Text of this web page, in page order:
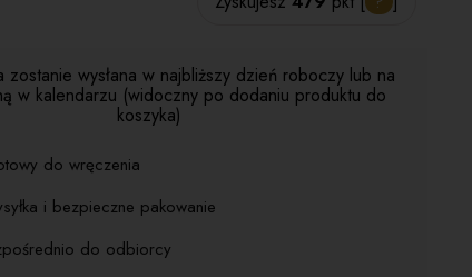
zostanie wysłana w najbliższy dzień roboczy lub na
w kalendarzu (widoczny po dodaniu produktu do
koszyka)
do wręczenia
i bezpieczne pakowanie
do odbiorcy